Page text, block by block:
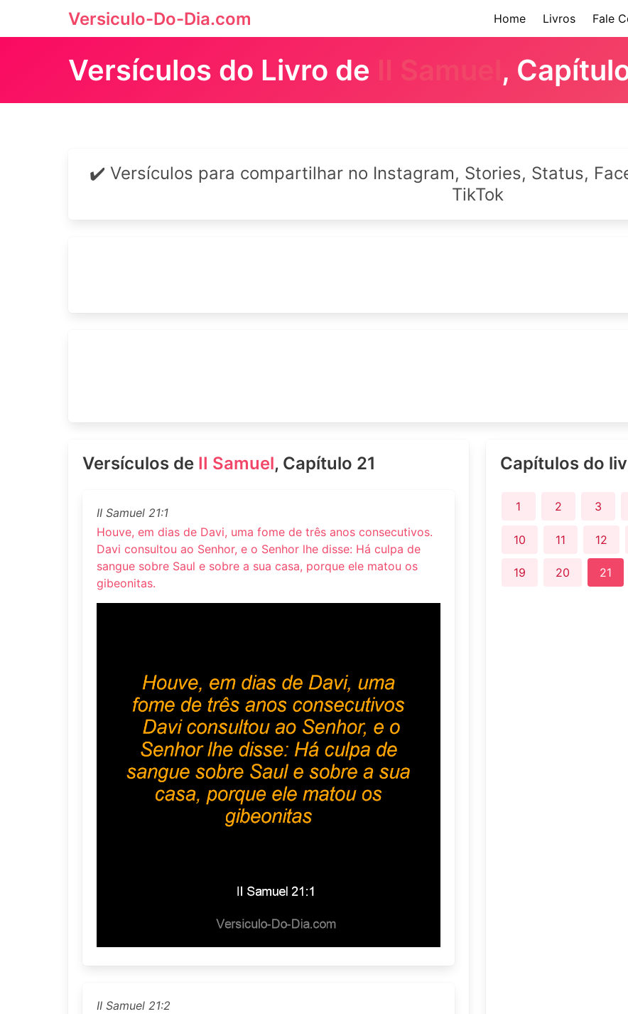
Versiculo-Do-Dia.com Home Livros Fale
Versículos do Livro de II Samuel ,
✔️ Versículos para compartilhar no Instagram, Stories, Status,
TikTok
Versículos de II Samuel, Capítulo 21
II Samuel 21:1
Houve, em dias de Davi, uma fome de três anos consecutivos.
Davi consultou ao Senhor, e o Senhor lhe disse: Há culpa de
sangue sobre Saul e sobre a sua casa, porque ele matou os
gibeonitas.
II Samuel 21:2
Capítulos do
1 2 3
10 11 12
19 20 21